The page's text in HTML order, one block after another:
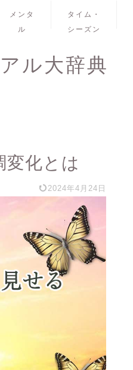
メンタ
ル
タイム・
シーズン
ル大辞典
化とは
2024年4月24日